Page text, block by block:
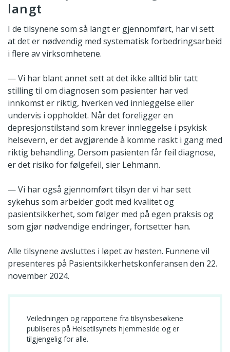
langt
I de tilsynene som så langt er gjennomført, har vi sett
at det er nødvendig med systematisk forbedringsarbeid
i flere av virksomhetene.
— Vi har blant annet sett at det ikke alltid blir tatt
stilling til om diagnosen som pasienter har ved
innkomst er riktig, hverken ved innleggelse eller
undervis i oppholdet. Når det foreligger en
depresjonstilstand som krever innleggelse i psykisk
helsevern, er det avgjørende å komme raskt i gang med
riktig behandling. Dersom pasienten får feil diagnose,
er det risiko for følgefeil, sier Lehmann.
— Vi har også gjennomført tilsyn der vi har sett
sykehus som arbeider godt med kvalitet og
pasientsikkerhet, som følger med på egen praksis og
som gjør nødvendige endringer, fortsetter han.
Alle tilsynene avsluttes i løpet av høsten. Funnene vil
presenteres på Pasientsikkerhetskonferansen den 22.
november 2024.
Veiledningen og rapportene fra tilsynsbesøkene
publiseres på Helsetilsynets hjemmeside og er
tilgjengelig for alle.